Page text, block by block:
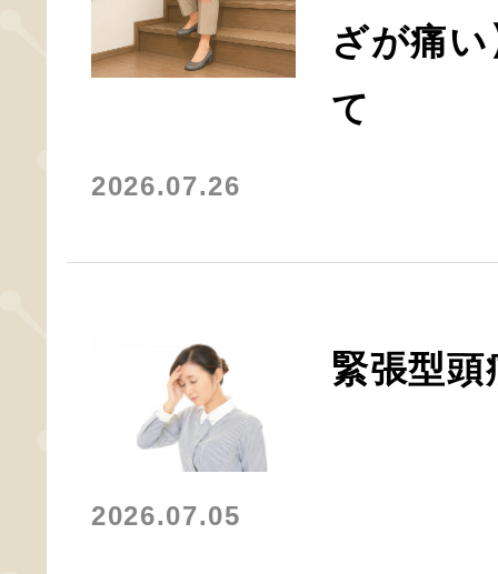
ざが痛
て
2026.07.26
緊張型
2026.07.05